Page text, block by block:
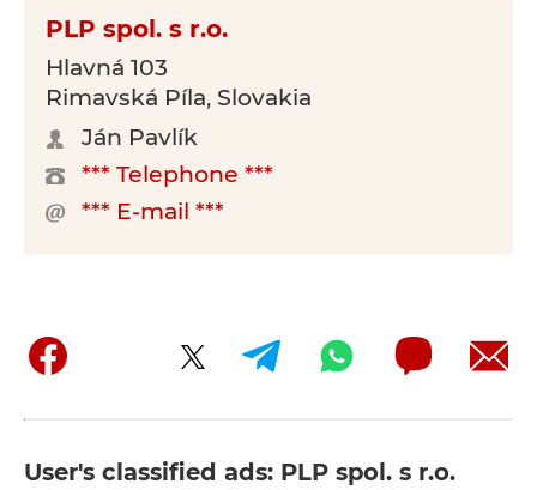
PLP spol. s r.o.
Hlavná 103
Rimavská Píla, Slovakia
Ján Pavlík
*** Telephone ***
*** E-mail ***
User's classified ads: PLP spol. s r.o.